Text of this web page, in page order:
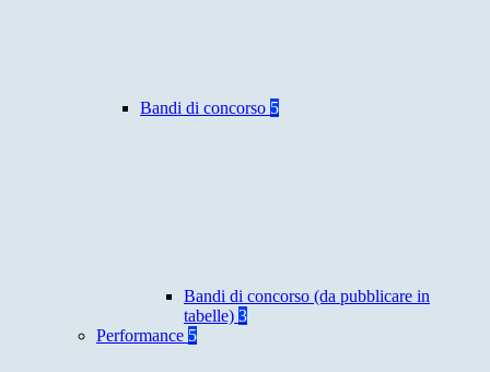
Bandi di concorso 5
Bandi di concorso (da pubblicare in
tabelle) 3
Performance 5